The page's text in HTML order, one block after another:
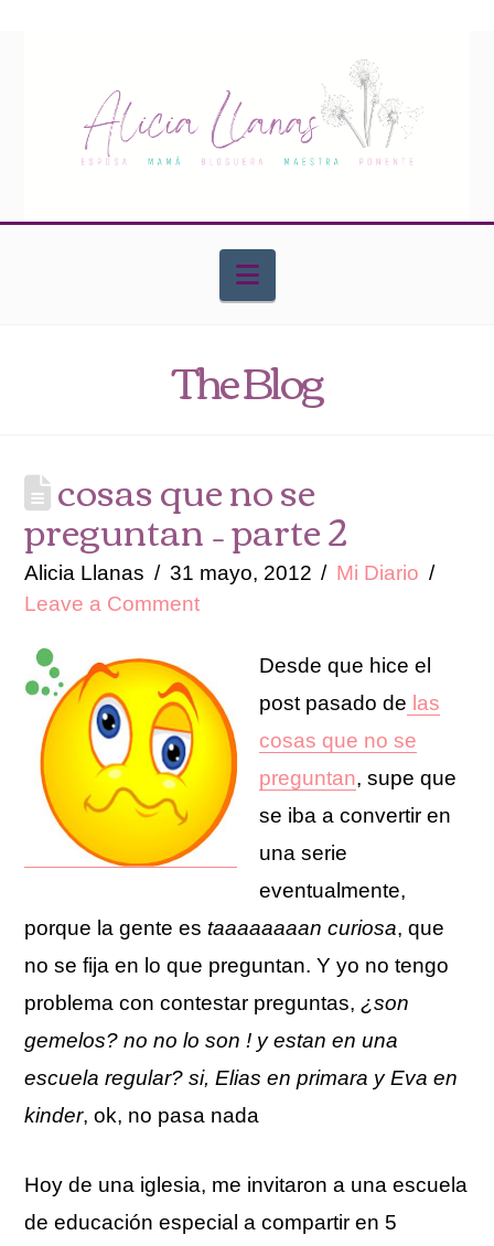
Navigation
The Blog
cosas que no se
preguntan – parte 2
Alicia Llanas 31 mayo, 2012
Mi Diario
Leave a Comment
Desde que hice el
post pasado de las
cosas que no se
preguntan, supe que
se iba a convertir en
una serie
eventualmente,
porque la gente estaaaaaaaan curiosa, que
no se fija en lo que preguntan. Y yo no tengo
problema con contestar preguntas, ¿son
gemelos? no no lo son ! y estan en una
escuela regular? si, Elias en primara y Eva en
kinder, ok, no pasa nada
Hoy de una iglesia, me invitaron a una escuela
de educación especial a compartir en 5